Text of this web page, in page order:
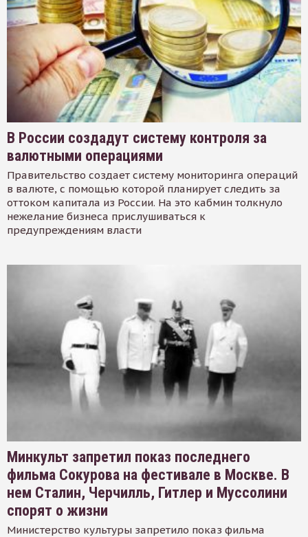
В России создадут систему контроля за
валютными операциями
Правительство создает систему мониторинга операций
в валюте, с помощью которой планирует следить за
оттоком капитала из России. На это кабмин толкнуло
нежелание бизнеса прислушиваться к
предупреждениям власти
Минкульт запретил показ последнего
фильма Сокурова на фестивале в Москве. В
нем Сталин, Черчилль, Гитлер и Муссолини
спорят о жизни
Министерство культуры запретило показ фильма